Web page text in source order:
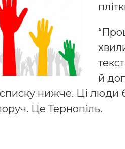
й
нижче. Ці люди
Це Тернопіль.